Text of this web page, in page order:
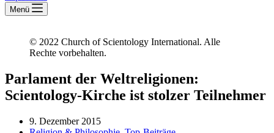
Menü
© 2022 Church of Scientology International. Alle
Rechte vorbehalten.
Parlament der Weltreligionen:
Scientology-Kirche ist stolzer Teilnehmer
9. Dezember 2015